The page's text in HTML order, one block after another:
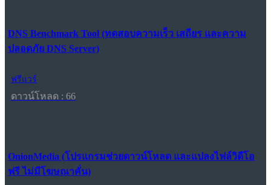
DNS Benchmark Tool (ทดสอบความเร็ว เสถียร และความ
ปลอดภัย DNS Server)
ฟรีแวร์
ดาวน์โหลด : 66
OnionMedia (โปรแกรมช่วยดาวน์โหลด และแปลงไฟล์วิดีโอ
ฟรี ไม่มีโฆษณาคั่น)